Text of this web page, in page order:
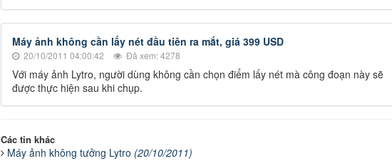
Máy ảnh không cần lấy nét đầu tiên ra mắt, giá 399 USD
20/10/2011 04:00:42 Đã xem: 4278
Với máy ảnh Lytro, người dùng không cần chọn điểm lấy nét mà công đoạn này sẽ
được thực hiện sau khi chụp.
Các tin khác
Máy ảnh không tưởng Lytro (20/10/2011)